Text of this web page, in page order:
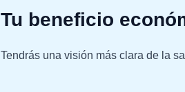
Tu beneficio
Tendrás una visión más clara de la